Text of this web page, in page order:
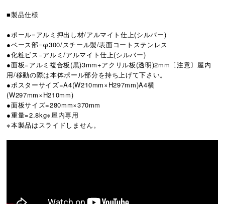
■製品仕様
●ポール=アルミ押出し材/アルマイト仕上(シルバー)
●ベース部=φ300/スチール製/表面コートステンレス
●化粧ビス=アルミ/アルマイト仕上(シルバー)
●面板=アルミ複合板(黒)3mm+アクリル板(透明)2mm〔注意〕屋内
用/移動の際は本体ポール部分を持ち上げて下さい。
●ポスターサイズ=A4(W210mm×H297mm)A4横
(W297mm×H210mm)
●面板サイズ=280mm×370mm
●重量=2.8kg※屋内専用
※本製品はスライドしません。